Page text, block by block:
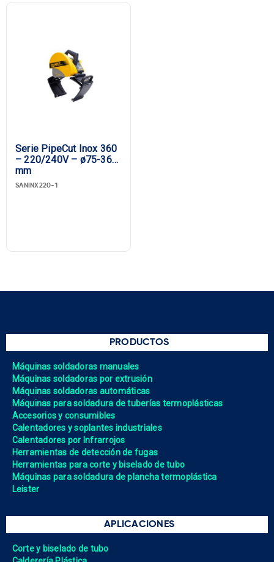
Serie PipeCut Inox 360
– 220/240V – ø75-360
mm
SANINX220-1
PRODUCTOS
Máquinas soldadoras manuales
Máquinas soldadoras por extrusión
Máquinas soldadoras automáticas
Máquinas para soldadura de tuberías termoplásticas
Accesorios y consumibles
Calentadores y soplantes industriales
Calentadores por Infrarrojos
Herramientas de detección de fugas
Herramientas para corte y biselado de tubo
Máquinas para soldadura de plancha termoplástica
Leister
APLICACIONES
Corte y biselado de tubo